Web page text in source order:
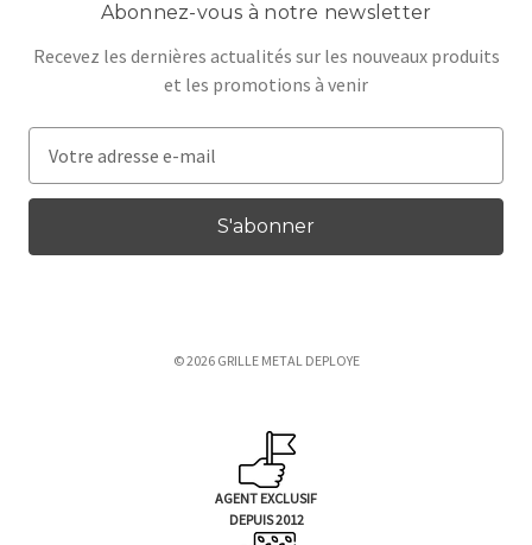
Abonnez-vous à notre newsletter
Recevez les dernières actualités sur les nouveaux produits
et les promotions à venir
r
s
© 2026 GRILLE METAL DEPLOYE
AGENT EXCLUSIF
DEPUIS 2012